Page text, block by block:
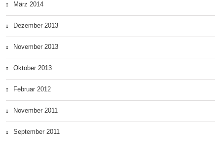
März 2014
Dezember 2013
November 2013
Oktober 2013
Februar 2012
November 2011
September 2011